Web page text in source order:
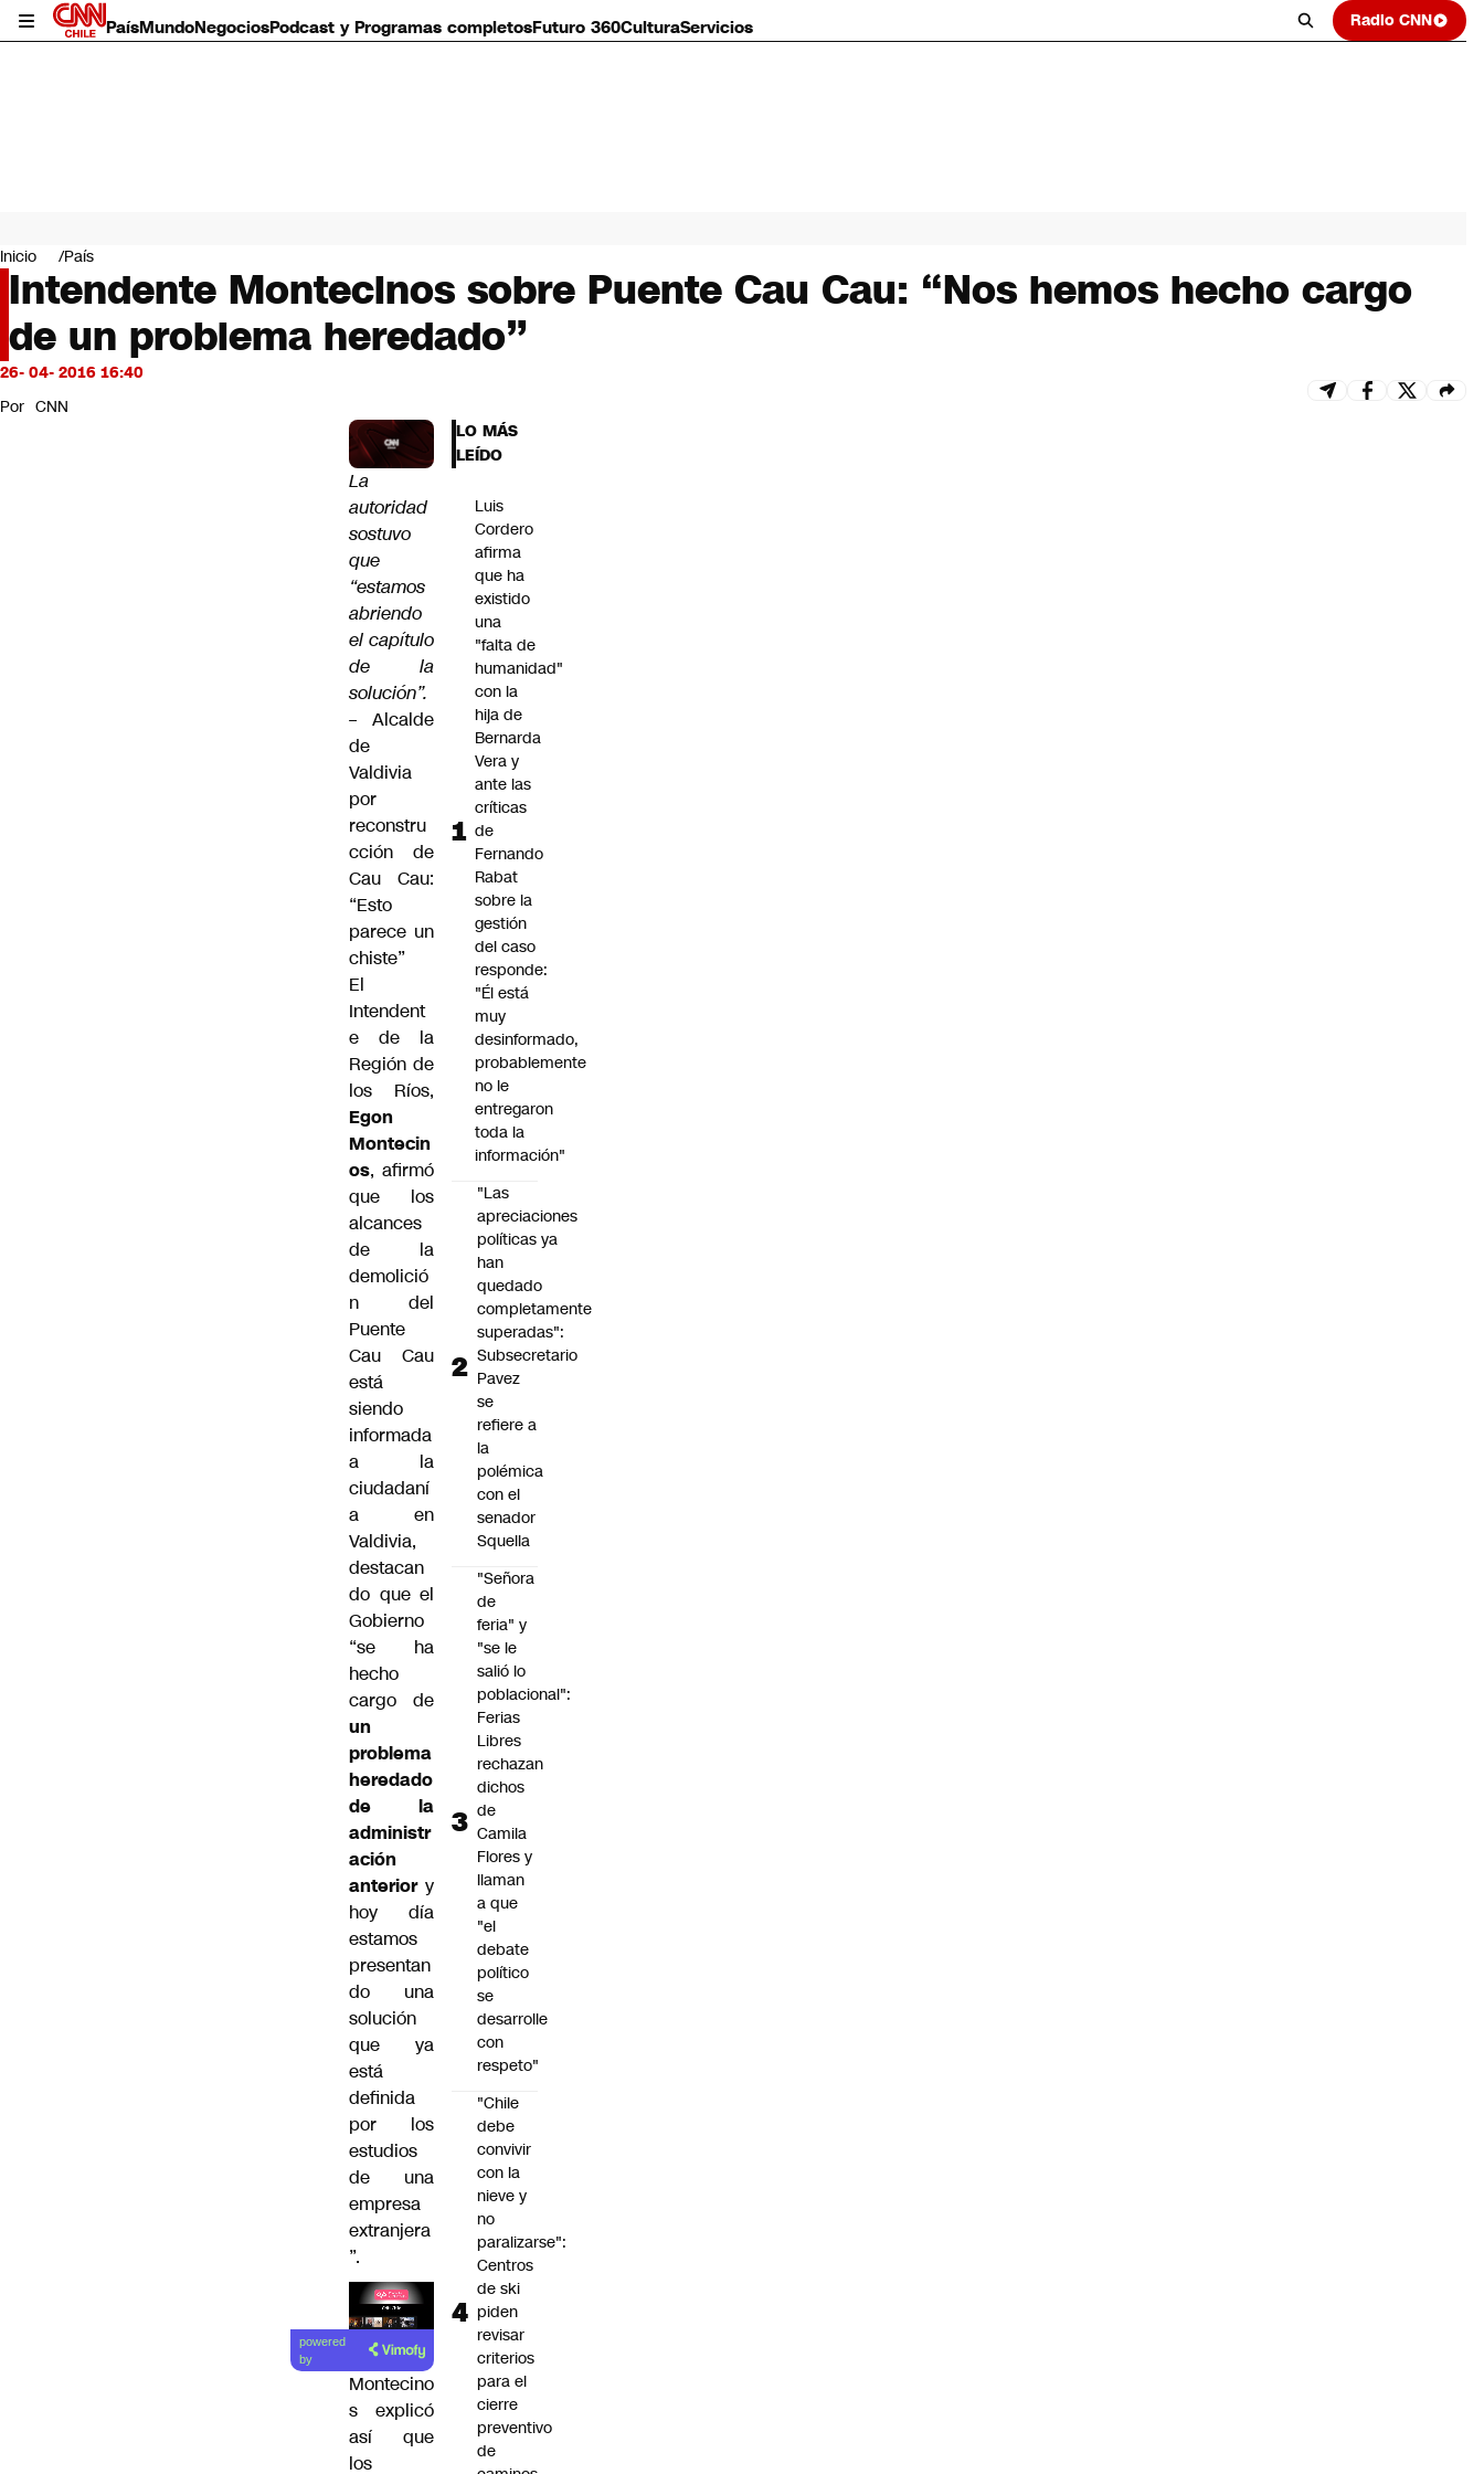
PaísMundoNegociosPodcast y Programas completosFuturo 360CulturaServicios Radio CNN
Mundo
Negocios
Deportes
Programas completos
Cultura
Servicios
Bits
CNN Data
Inicio País
Intendente Montecinos sobre Puente Cau Cau: “Nos hemos hecho cargo
de un problema heredado”
26- 04- 2016 16:40
Por CNN
La
autoridad
sostuvo
que
“estamos
abriendo
el capítulo
de la
solución”.
– Alcalde
de
Valdivia
por
reconstru
cción de
Cau Cau:
“Esto
parece un
chiste”
El
Intendent
e de la
Región de
los Ríos,
Egon
Montecin
os, afirmó
que los
alcances
de la
demolició
n del
Puente
Cau Cau
está
siendo
informada
a la
ciudadaní
a en
Valdivia,
destacan
do que el
Gobierno
“se ha
hecho
cargo de
un
problema
heredado
de la
administr
ación
anteriory
hoy día
estamos
presentan
do una
solución
que ya
está
definida
por los
estudios
de una
empresa
extranjera
”.
Lea el
artículo
powered
by
Montecino
s explicó
así que
los
LO MÁS
LEÍDO
Luis
Cordero
afirma
que ha
existido
una
"falta de
humanidad"
con la
hija de
Bernarda
Vera y
ante las
críticas
de
Fernando
Rabat
sobre la
gestión
del caso
responde:
"Él está
muy
desinformado,
probablemente
no le
entregaron
toda la
información"
"Las
apreciaciones
políticas ya
han
quedado
completamente
superadas":
Subsecretario
Pavez
se
refiere a
la
polémica
con el
senador
Squella
"Señora
de
feria" y
"se le
salió lo
poblacional":
Ferias
Libres
rechazan
dichos
de
Camila
Flores y
llaman
a que
"el
debate
político
se
desarrolle
con
respeto"
"Chile
debe
convivir
con la
nieve y
no
paralizarse":
Centros
de ski
piden
revisar
criterios
para el
cierre
preventivo
de